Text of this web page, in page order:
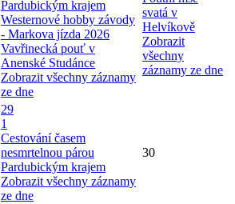
Pardubickým krajem
Westernové hobby závody
- Markova jízda 2026
Vavřinecká pouť v
Anenské Studánce
Zobrazit všechny záznamy
ze dne
svatá v
Helvíkově
Zobrazit
všechny
záznamy ze dne
29
1
Cestování časem
nesmrtelnou párou
Pardubickým krajem
Zobrazit všechny záznamy
ze dne
30